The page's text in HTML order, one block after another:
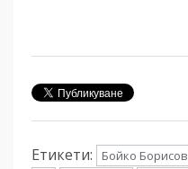
Етикети: Бойко Борисов